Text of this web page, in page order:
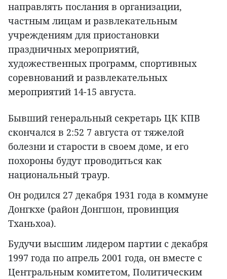
направлять послания в организации,
частным лицам и развлекательным
учреждениям для приостановки
праздничных мероприятий,
художественных программ, спортивных
соревнований и развлекательных
мероприятий 14-15 августа.
Бывший генеральный секретарь ЦК КПВ
скончался в 2:52 7 августа от тяжелой
болезни и старости в своем доме, и его
похороны будут проводиться как
национальный траур.
Он родился 27 декабря 1931 года в коммуне
Донгкхе (район Донгшон, провинция
Тханьхоа).
Будучи высшим лидером партии с декабря
1997 года по апрель 2001 года, он вместе с
Центральным комитетом, Политическим